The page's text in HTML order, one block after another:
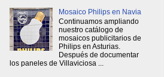
Mosaico Philips en Navia
Continuamos ampliando
nuestro catálogo de
mosaicos publicitarios de
Philips en Asturias.
Después de documentar
los paneles de Villaviciosa ...